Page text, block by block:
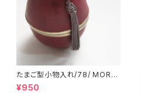
たまご型小物入れ/78/ MORO
CCO モロッコ
¥950